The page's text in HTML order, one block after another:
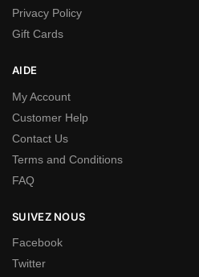
Privacy Policy
Gift Cards
AIDE
My Account
Customer Help
Contact Us
Terms and Conditions
FAQ
SUIVEZ NOUS
Facebook
Twitter